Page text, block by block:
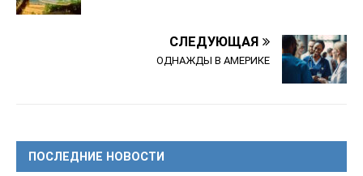
СЛЕДУЮЩАЯ
ОДНАЖДЫ В АМЕРИКЕ
ПОСЛЕДНИЕ НОВОСТИ